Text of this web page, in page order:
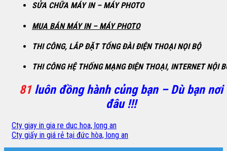
SỬA CHỮA MÁY IN – MÁY PHOTO
MUA BÁN MÁY IN – MÁY PHOTO
THI CÔNG, LẮP ĐẶT TỔNG ĐÀI ĐIỆN THOẠI NỌI BỘ
THI CÔNG HỆ THỐNG MẠNG ĐIỆN THOẠI, INTERNET NỘI
81 luôn đồng hành củng bạn – Dù bạn nơi
đâu !!!
Cty giay in gia re duc hoa, long an
Cty giấy in giá rẻ tại đức hòa, long an